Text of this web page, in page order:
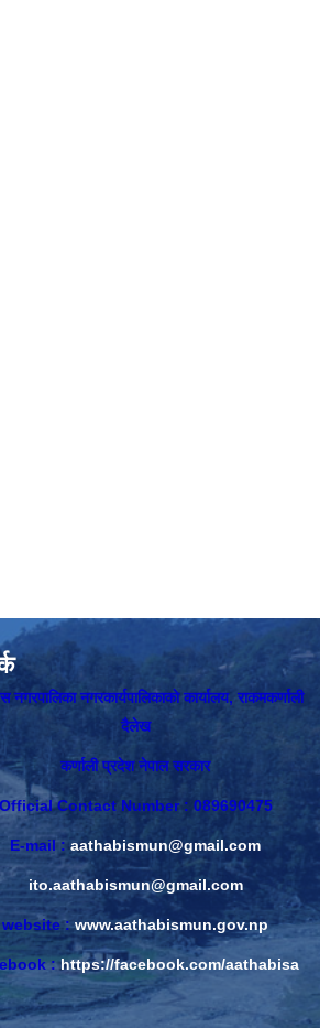
नगरपालिका नगरकार्यपालिकाकाे कार्यालय, राकमकर्णाली
दैलेख
कर्णाली प्रदेश नेपाल सरकार
Official Contact Number : 089690475
E-mail :aathabismun@gmail.com
ito.aathabismun@gmail.com
website :www.aathabismun.gov.np
:https://facebook.com/aathabisa